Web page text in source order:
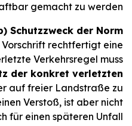
gemacht zu werden.
Schutzzweck der Norm
rechtfertigt eine
Verkehrsregel muss
der konkret verletzten
auf freier Landstraße zu
Verstoß, ist aber nicht
für einen späteren Unfall